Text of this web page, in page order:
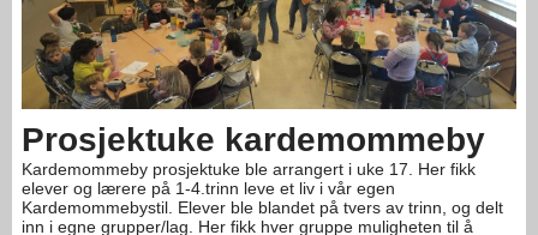
Prosjektuke kardemommeby
Kardemommeby prosjektuke ble arrangert i uke 17. Her fikk
elever og lærere på 1-4.trinn leve et liv i vår egen
Kardemommebystil. Elever ble blandet på tvers av trinn, og delt
inn i egne grupper/lag. Her fikk hver gruppe muligheten til å